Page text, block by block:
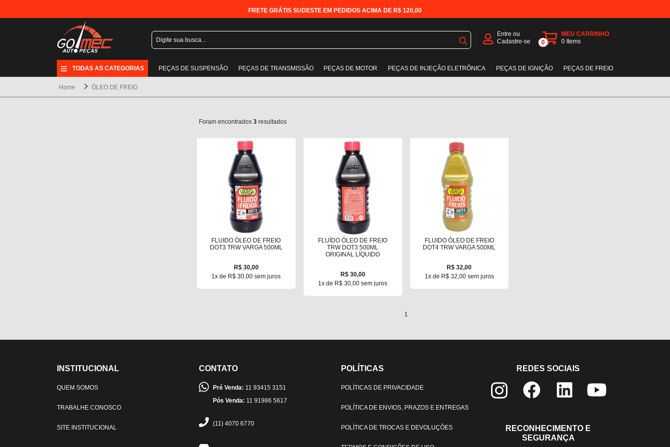
FRETE GRÁTIS SUDESTE EM PEDIDOS ACIMA DE R$ 120,00
Entre ou
Cadastre-se
0
MEU CARRINHO
0 Items
TODAS AS CATEGORIAS PEÇAS DE SUSPENSÃO PEÇAS DE TRANSMISSÃO PEÇAS DE MOTOR PEÇAS DE INJEÇÃO ELETRÔNICA PEÇAS DE IGNIÇÃO PEÇAS DE FREIO
Home ÓLEO DE FREIO
Foram encontrados 3 resultados
FLUIDO ÓLEO DE FREIO
DOT3 TRW VARGA 500ML
R$ 30,00
1x de R$ 30,00 sem juros
FLUÍDO ÓLEO DE FREIO
TRW DOT3 500ML
ORIGINAL LÍQUIDO
R$ 30,00
1x de R$ 30,00 sem juros
FLUIDO ÓLEO DE FREIO
DOT4 TRW VARGA 500ML
R$ 32,00
1x de R$ 32,00 sem juros
1
INSTITUCIONAL
QUEM SOMOS
TRABALHE CONOSCO
SITE INSTITUCIONAL
CONTATO
Pré Venda: 11 93415 3151
Pós Venda: 11 91986 5617
(11) 4070 6770
POLÍTICAS
POLÍTICAS DE PRIVACIDADE
POLÍTICA DE ENVIOS, PRAZOS E ENTREGAS
POLÍTICA DE TROCAS E DEVOLUÇÕES
REDES SOCIAIS
RECONHECIMENTO E
SEGURANÇA